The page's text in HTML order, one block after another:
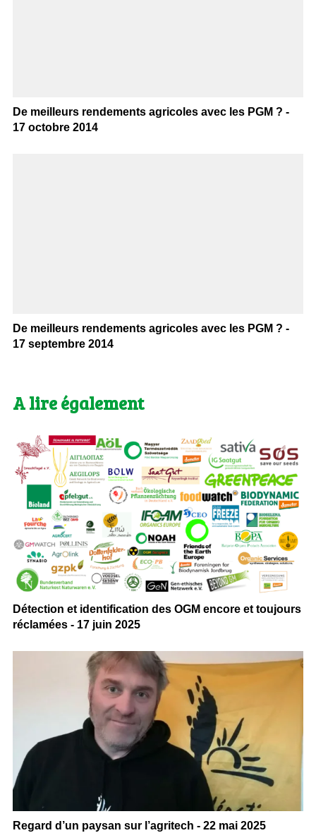
De meilleurs rendements agricoles avec les PGM ? -
17 octobre 2014
De meilleurs rendements agricoles avec les PGM ? -
17 septembre 2014
A lire également
Détection et identification des OGM encore et toujours
réclamées - 17 juin 2025
Regard d’un paysan sur l’agritech - 22 mai 2025